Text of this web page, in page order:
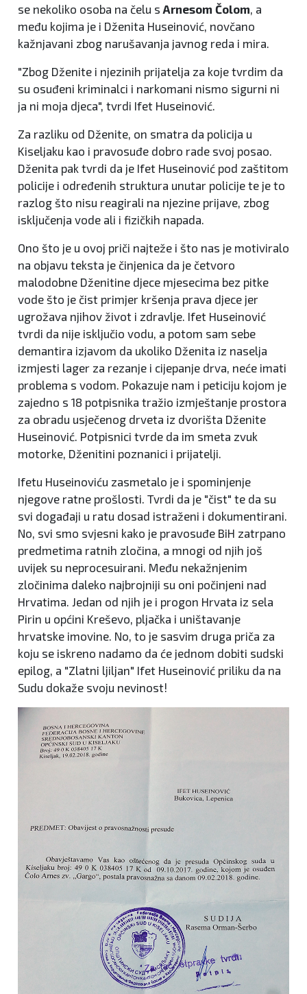
se nekoliko osoba na čelu s Arnesom Čolom, a
među kojima je i Dženita Huseinović, novčano
kažnjavani zbog narušavanja javnog reda i mira.
"Zbog Dženite i njezinih prijatelja za koje tvrdim da
su osuđeni kriminalci i narkomani nismo sigurni ni
ja ni moja djeca", tvrdi Ifet Huseinović.
Za razliku od Dženite, on smatra da policija u
Kiseljaku kao i pravosuđe dobro rade svoj posao.
Dženita pak tvrdi da je Ifet Huseinović pod zaštitom
policije i određenih struktura unutar policije te je to
razlog što nisu reagirali na njezine prijave, zbog
isključenja vode ali i fizičkih napada.
Ono što je u ovoj priči najteže i što nas je motiviralo
na objavu teksta je činjenica da je četvoro
malodobne Dženitine djece mjesecima bez pitke
vode što je čist primjer kršenja prava djece jer
ugrožava njihov život i zdravlje. Ifet Huseinović
tvrdi da nije isključio vodu, a potom sam sebe
demantira izjavom da ukoliko Dženita iz naselja
izmjesti lager za rezanje i cijepanje drva, neće imati
problema s vodom. Pokazuje nam i peticiju kojom je
zajedno s 18 potpisnika tražio izmještanje prostora
za obradu usječenog drveta iz dvorišta Dženite
Huseinović. Potpisnici tvrde da im smeta zvuk
motorke, Dženitini poznanici i prijatelji.
Ifetu Huseinoviću zasmetalo je i spominjenje
njegove ratne prošlosti. Tvrdi da je "čist" te da su
svi događaji u ratu dosad istraženi i dokumentirani.
No, svi smo svjesni kako je pravosuđe BiH zatrpano
predmetima ratnih zločina, a mnogi od njih još
uvijek su neprocesuirani. Među nekažnjenim
zločinima daleko najbrojniji su oni počinjeni nad
Hrvatima. Jedan od njih je i progon Hrvata iz sela
Pirin u općini Kreševo, pljačka i uništavanje
hrvatske imovine. No, to je sasvim druga priča za
koju se iskreno nadamo da će jednom dobiti sudski
epilog, a "Zlatni ljiljan" Ifet Huseinović priliku da na
Sudu dokaže svoju nevinost!